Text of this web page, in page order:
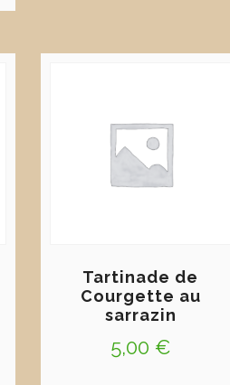
Tartinade de
Courgette au
sarrazin
5,00 €